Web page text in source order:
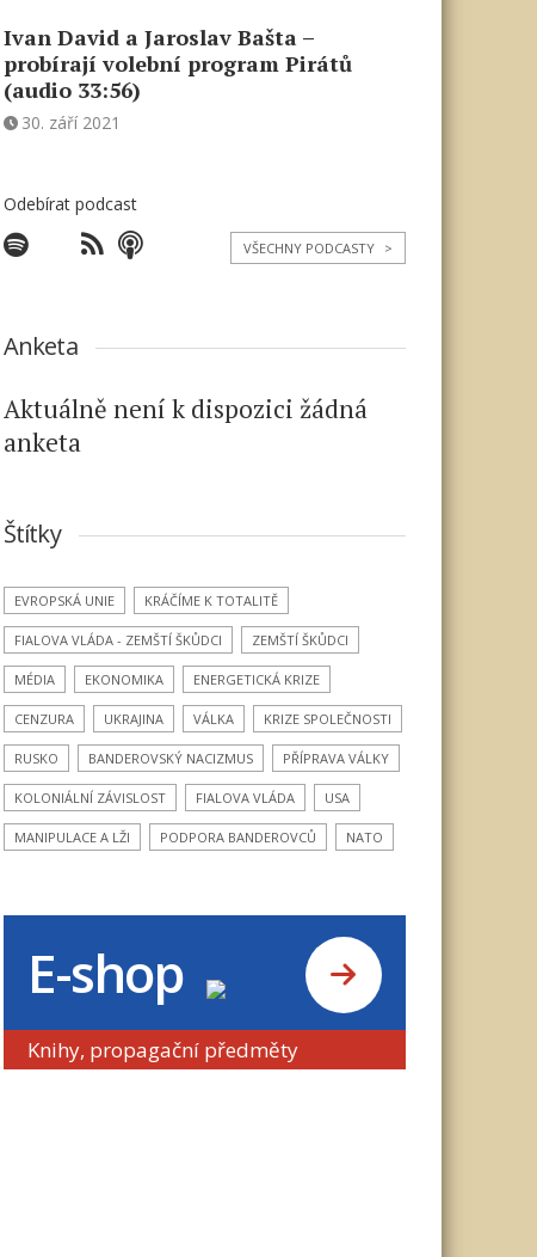
Ivan David a Jaroslav Bašta –
probírají volební program Pirátů
(audio 33:56)
30. září 2021
Odebírat podcast
VŠECHNY PODCASTY >
Anketa
Aktuálně není k dispozici žádná
anketa
Štítky
EVROPSKÁ UNIE KRÁČÍME K TOTALITĚ
FIALOVA VLÁDA - ZEMŠTÍ ŠKŮDCI ZEMŠTÍ ŠKŮDCI
MÉDIA EKONOMIKA ENERGETICKÁ KRIZE
CENZURA UKRAJINA VÁLKA KRIZE SPOLEČNOSTI
RUSKO BANDEROVSKÝ NACIZMUS PŘÍPRAVA VÁLKY
KOLONIÁLNÍ ZÁVISLOST FIALOVA VLÁDA USA
MANIPULACE A LŽI PODPORA BANDEROVCŮ NATO
E-shop
Knihy, propagační předměty